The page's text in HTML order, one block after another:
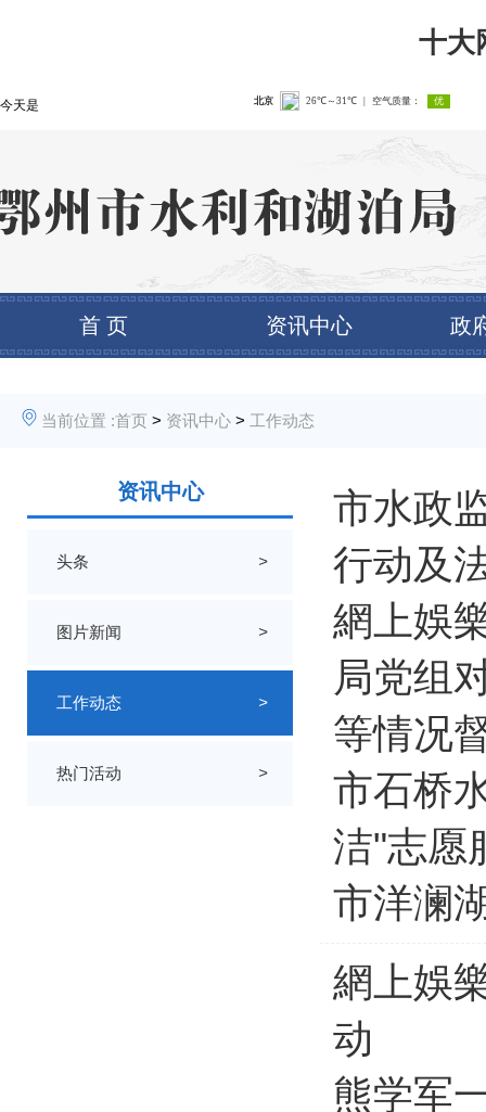
十大
今天是
首 页 资讯中心 政
当前位置 :首页 > 资讯中心 > 工作动态
资讯中心
头条 >
图片新闻 >
工作动态 >
热门活动 >
市水政
行动及
網上娛
局党组
等情况
市石桥
洁"志愿
市洋澜
網上娛
动
熊学军